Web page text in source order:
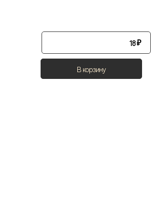
18₽
В корзину